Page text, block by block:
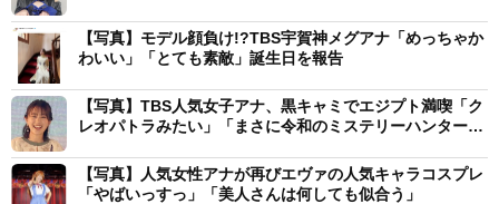
【写真】モデル顔負け!?TBS宇賀神メグアナ「めっちゃか
わいい」「とても素敵」誕生日を報告
【写真】TBS人気女子アナ、黒キャミでエジプト満喫「ク
レオパトラみたい」「まさに令和のミステリーハンター」
【写真】人気女性アナが再びエヴァの人気キャラコスプレ
「やばいっすっ」「美人さんは何しても似合う」